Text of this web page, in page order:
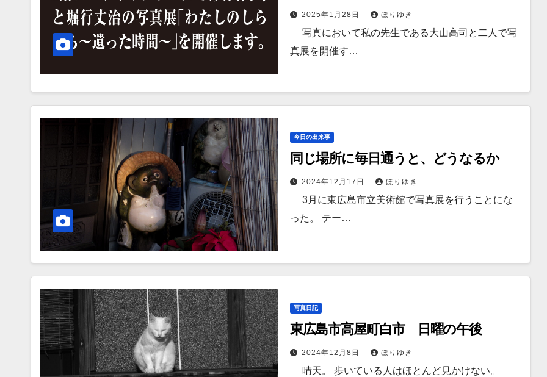
2025年1月28日 ほりゆき
写真において私の先生である大山高司と二人で写
真展を開催す…
今日の出来事
同じ場所に毎日通うと、どうなるか
2024年12月17日 ほりゆき
3月に東広島市立美術館で写真展を行うことにな
った。 テー…
写真日記
東広島市高屋町白市 日曜の午後
2024年12月8日 ほりゆき
晴天。 歩いている人はほとんど見かけない。